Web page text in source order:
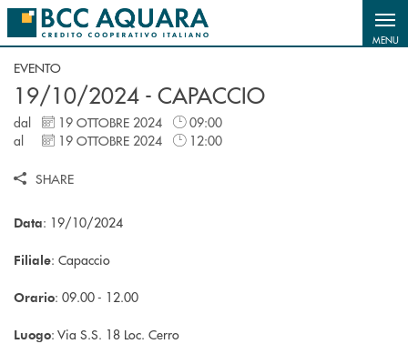
Salta al contenuto principale
MENU
EVENTO
19/10/2024 - CAPACCIO
dal 19 OTTOBRE 2024
09:00
al
19 OTTOBRE 2024 12:00
SHARE
Data: 19/10/2024
Filiale: Capaccio
Orario: 09.00 - 12.00
Luogo: Via S.S. 18 Loc. Cerro